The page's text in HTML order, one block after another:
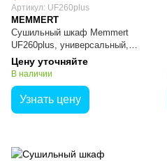
Артикул: UF260plus
MEMMERT
Сушильный шкаф Memmert
UF260plus, универсальный,
TwinDISPLAY, 256 л
Цену уточняйте
В наличии
Узнать цену